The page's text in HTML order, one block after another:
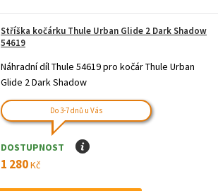
Stříška kočárku Thule Urban Glide 2 Dark Shadow
54619
Náhradní díl Thule 54619 pro kočár Thule Urban
Glide 2 Dark Shadow
Do 3-7 dnů u Vás
DOSTUPNOST I
1 280Kč